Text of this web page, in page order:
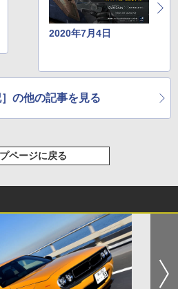
2020年7月4日
］の他の記事を見る
ページに戻る